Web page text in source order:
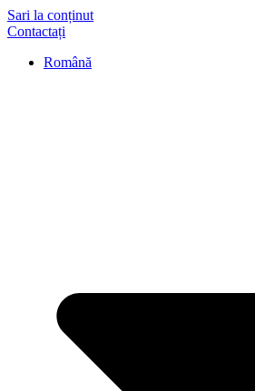
Sari la conținut
Contactați
Română